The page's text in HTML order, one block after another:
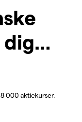
dig…
000 aktiekurser.